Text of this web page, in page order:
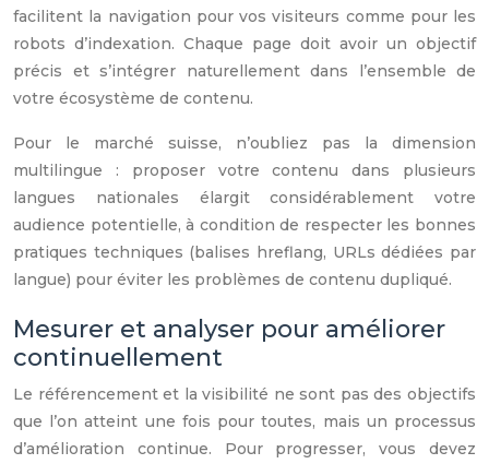
facilitent la navigation pour vos visiteurs comme pour les
robots d’indexation. Chaque page doit avoir un objectif
précis et s’intégrer naturellement dans l’ensemble de
votre écosystème de contenu.
Pour le marché suisse, n’oubliez pas la dimension
multilingue : proposer votre contenu dans plusieurs
langues nationales élargit considérablement votre
audience potentielle, à condition de respecter les bonnes
pratiques techniques (balises hreflang, URLs dédiées par
langue) pour éviter les problèmes de contenu dupliqué.
Mesurer et analyser pour améliorer
continuellement
Le référencement et la visibilité ne sont pas des objectifs
que l’on atteint une fois pour toutes, mais un processus
d’amélioration continue. Pour progresser, vous devez